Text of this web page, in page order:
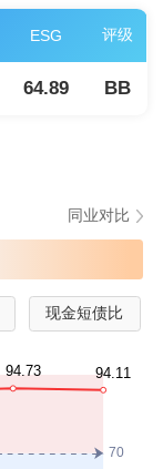
ESG 评级
64.89 BB
同业对比
现金短债比